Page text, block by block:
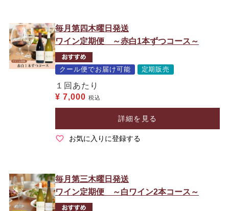
毎月第四木曜日発送
ワイン定期便 ～赤白1本ずつコース～
クール便でお届け可能 定期販売
１回あたり
¥ 7,000 税込
詳細を見る
お気に入りに登録する
毎月第三木曜日発送
ワイン定期便 ～白ワイン2本コース～